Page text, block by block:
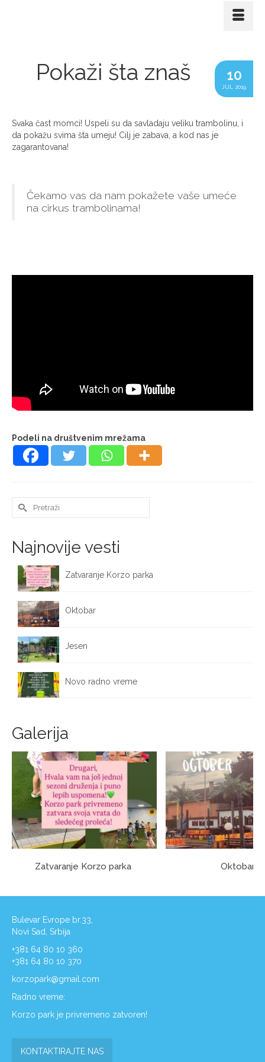
10
JUL 2019
Pokaži šta znaš
Svaka čast momci! Uspeli su da savladaju veliku trambolinu, i
da pokažu svima šta umeju! Cilj je zabava, a kod nas je
zagarantovana!
Čekamo vas da nam pokažete vaše umeće
na cirkus trambolinama!
Podeli na društvenim mrežama
Search
for:
Najnovije vesti
Zatvaranje Korzo parka
Oktobar
Jesen
Novo radno vreme
Galerija
Zatvaranje Korzo parka Oktobar
Bulevar Evrope br.33,
Novi Sad, Srbija
+381 64 80 10 360
+381 64 80 10 370
korzopark@gmail.com
Radno vreme:
Korzo park je privremeno zatvoren!
KONTAKTIRAJTE NAS